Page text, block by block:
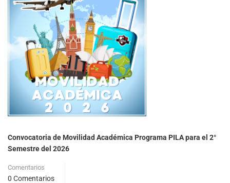
Convocatoria de Movilidad Académica Programa PILA para el 2°
Semestre del 2026
Comentarios
0 Comentarios